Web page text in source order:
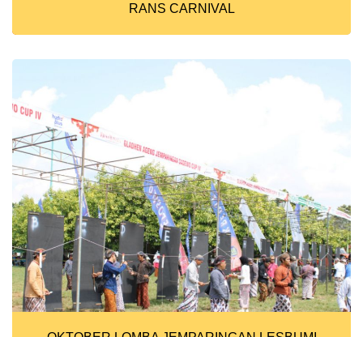
RANS CARNIVAL